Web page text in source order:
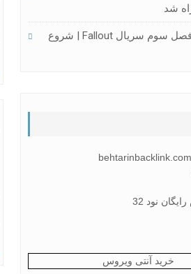
اولین تصاویر فصل سوم سریال Fallout | شروع
نود 32
خرید آنتی ویروس